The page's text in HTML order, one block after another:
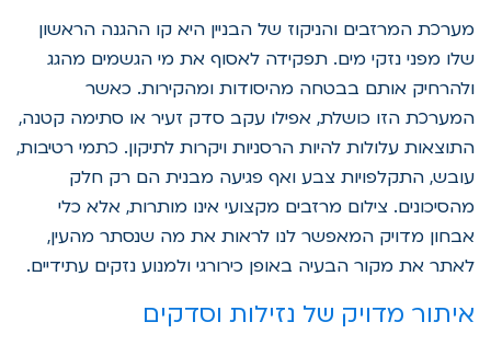
מערכת המרזבים והניקוז של הבניין היא קו ההגנה הראשון
שלו מפני נזקי מים. תפקידה לאסוף את מי הגשמים מהגג
ולהרחיק אותם בבטחה מהיסודות ומהקירות. כאשר
המערכת הזו כושלת, אפילו עקב סדק זעיר או סתימה קטנה,
התוצאות עלולות להיות הרסניות ויקרות לתיקון. כתמי רטיבות,
עובש, התקלפויות צבע ואף פגיעה מבנית הם רק חלק
מהסיכונים. צילום מרזבים מקצועי אינו מותרות, אלא כלי
אבחון מדויק המאפשר לנו לראות את מה שנסתר מהעין,
לאתר את מקור הבעיה באופן כירורגי ולמנוע נזקים עתידיים.
איתור מדויק של נזילות וסדקים